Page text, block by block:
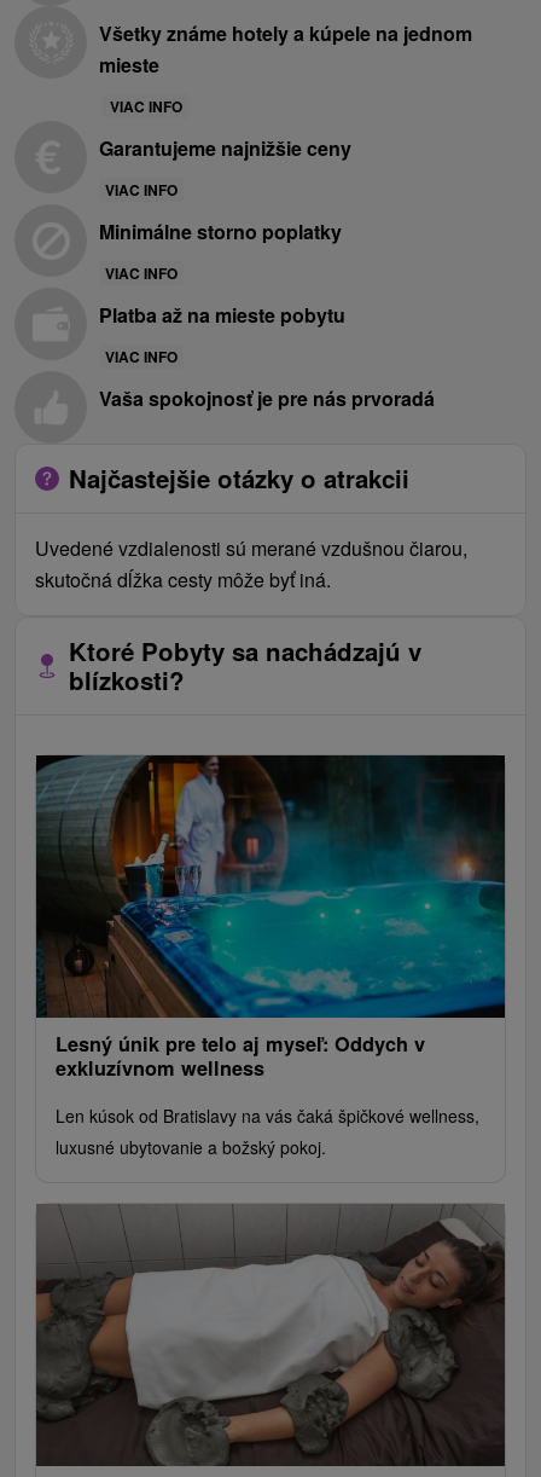
Všetky známe hotely a kúpele na jednom
mieste
VIAC INFO
Garantujeme najnižšie ceny
VIAC INFO
Minimálne storno poplatky
VIAC INFO
Platba až na mieste pobytu
VIAC INFO
Vaša spokojnosť je pre nás prvoradá
Najčastejšie otázky o atrakcii
Uvedené vzdialenosti sú merané vzdušnou čiarou,
skutočná dĺžka cesty môže byť iná.
Ktoré Pobyty sa nachádzajú v
blízkosti?
Lesný únik pre telo aj myseľ: Oddych v
exkluzívnom wellness
Len kúsok od Bratislavy na vás čaká špičkové wellness,
luxusné ubytovanie a božský pokoj.